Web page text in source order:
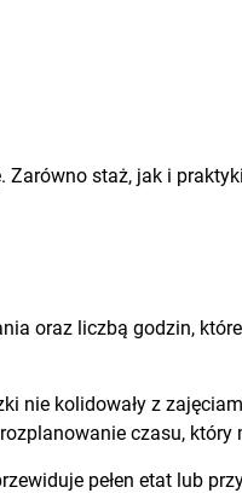
Zarówno staż, jak i
oraz liczbą godzin,
nie kolidowały z
czasu,
pełen etat lub